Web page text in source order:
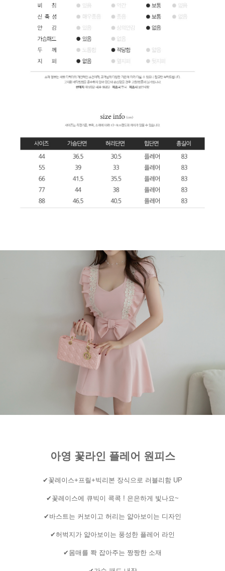
아영 꽃라인 플레어 원피스
✔꽃레이스+프릴+빅리본 장식으로 러블리함 UP
✔꽃레이스에 큐빅이 콕콕 ! 은은하게 빛나요~
✔바스트는 커보이고 허리는 얇아보이는 디자인
✔허벅지가 얇아보이는 풍성한 플레어 라인
✔몸매를 쫙 잡아주는 짱짱한 소재